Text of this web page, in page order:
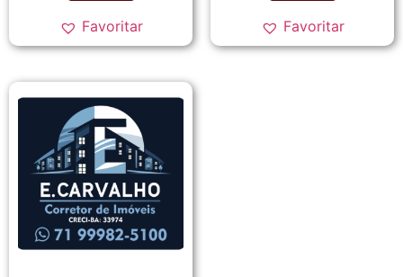
Favoritar Favoritar